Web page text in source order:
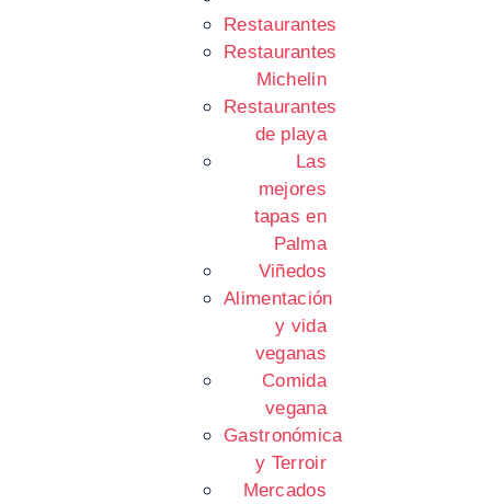
Restaurantes
Restaurantes
Michelin
Restaurantes
de playa
Las
mejores
tapas en
Palma
Viñedos
Alimentación
y vida
veganas
Comida
vegana
Gastronómica
y Terroir
Mercados